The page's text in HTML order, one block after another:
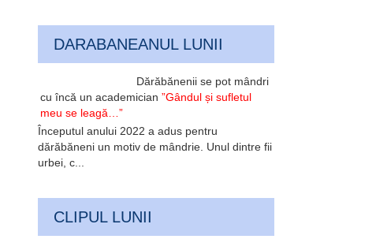
DARABANEANUL LUNII
Dărăbănenii se pot mândri
cu încă un academician ”Gândul și sufletul
meu se leagă…”
Începutul anului 2022 a adus pentru
dărăbăneni un motiv de mândrie. Unul dintre fii
urbei, c...
CLIPUL LUNII